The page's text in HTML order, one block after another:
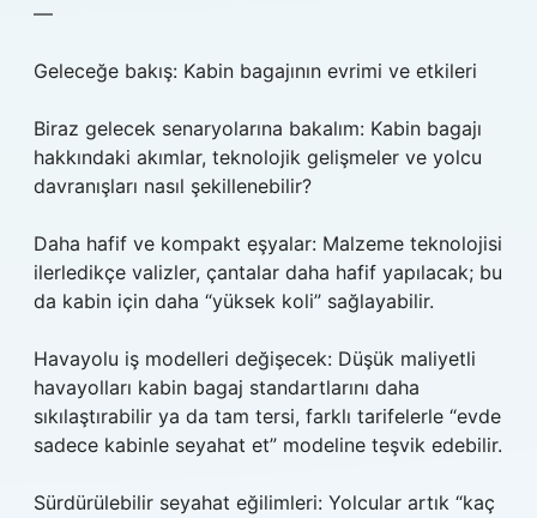
—
Geleceğe bakış: Kabin bagajının evrimi ve etkileri
Biraz gelecek senaryolarına bakalım: Kabin bagajı
hakkındaki akımlar, teknolojik gelişmeler ve yolcu
davranışları nasıl şekillenebilir?
Daha hafif ve kompakt eşyalar: Malzeme teknolojisi
ilerledikçe valizler, çantalar daha hafif yapılacak; bu
da kabin için daha “yüksek koli” sağlayabilir.
Havayolu iş modelleri değişecek: Düşük maliyetli
havayolları kabin bagaj standartlarını daha
sıkılaştırabilir ya da tam tersi, farklı tarifelerle “evde
sadece kabinle seyahat et” modeline teşvik edebilir.
Sürdürülebilir seyahat eğilimleri: Yolcular artık “kaç